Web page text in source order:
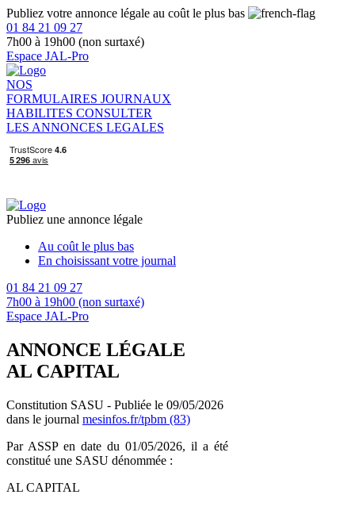
Publiez votre annonce légale au coût le plus bas
01 84 21 09 27
7h00 à 19h00 (non surtaxé)
Espace JAL-Pro
NOS
FORMULAIRES JOURNAUX
HABILITES CONSULTER
LES ANNONCES LEGALES
Publiez une annonce légale
Au coût le plus bas
En choisissant votre journal
01 84 21 09 27
7h00 à 19h00 (non surtaxé)
Espace JAL-Pro
ANNONCE LÉGALE
AL CAPITAL
Constitution SASU - Publiée le 09/05/2026
dans le journal mesinfos.fr/tpbm (83)
Par ASSP en date du 01/05/2026, il a été
constitué une SASU dénommée :
AL CAPITAL